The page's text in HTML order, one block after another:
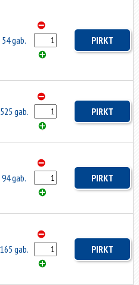
54 gab. PIRKT
525 gab. PIRKT
94 gab. PIRKT
165 gab. PIRKT